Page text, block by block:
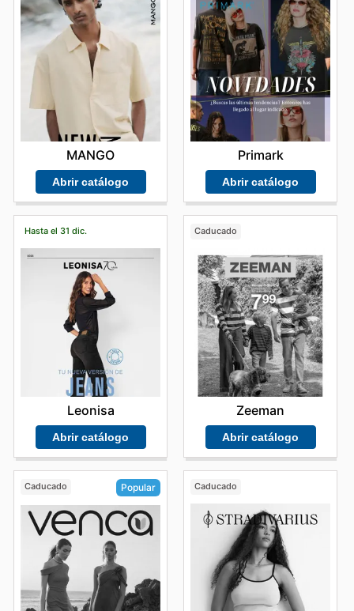
MANGO
Abrir catálogo
Primark
Abrir catálogo
Hasta el 31 dic.
Leonisa
Abrir catálogo
Caducado
Zeeman
Abrir catálogo
Caducado Popular Caducado